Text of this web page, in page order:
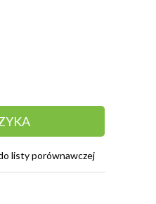
listy porównawczej